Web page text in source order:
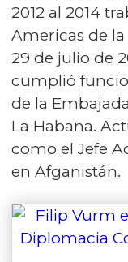
2012 al 2014
Americas de la
29 de julio de
cumplió
de la
La Habana.
como el Jefe
en Afganistán.